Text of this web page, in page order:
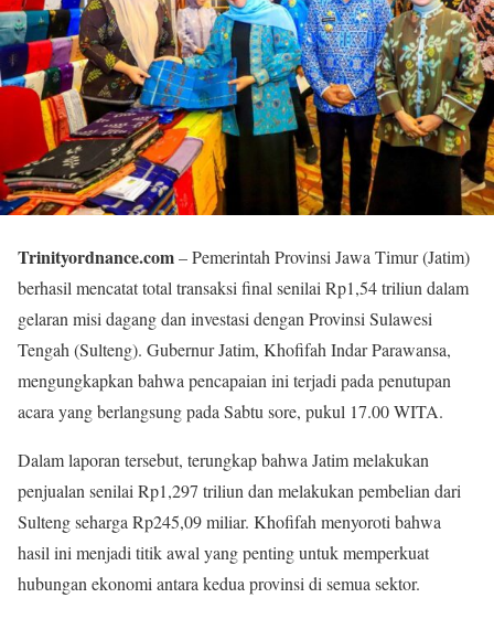
Trinityordnance.com– Pemerintah Provinsi Jawa Timur (Jatim)
berhasil mencatat total transaksi final senilai Rp1,54 triliun dalam
gelaran misi dagang dan investasi dengan Provinsi Sulawesi
Tengah (Sulteng). Gubernur Jatim, Khofifah Indar Parawansa,
mengungkapkan bahwa pencapaian ini terjadi pada penutupan
acara yang berlangsung pada Sabtu sore, pukul 17.00 WITA.
Dalam laporan tersebut, terungkap bahwa Jatim melakukan
penjualan senilai Rp1,297 triliun dan melakukan pembelian dari
Sulteng seharga Rp245,09 miliar. Khofifah menyoroti bahwa
hasil ini menjadi titik awal yang penting untuk memperkuat
hubungan ekonomi antara kedua provinsi di semua sektor.